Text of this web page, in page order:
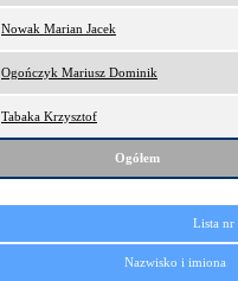
Nowak Marian Jacek
Ogończyk Mariusz Dominik
Tabaka Krzysztof
Ogółem
Lista
Nazwisko i imiona